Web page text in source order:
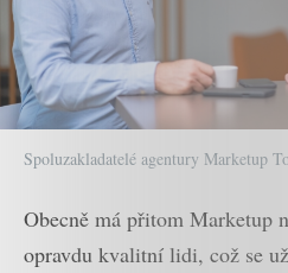
Spoluzakladatelé agentury Marketup
Obecně má přitom Marketup
opravdu kvalitní lidi, což se